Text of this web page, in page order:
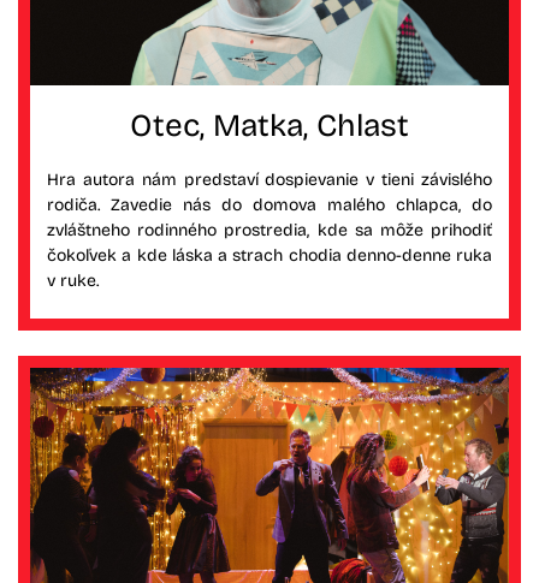
Otec, Matka, Chlast
Hra autora nám predstaví dospievanie v tieni závislého
rodiča. Zavedie nás do domova malého chlapca, do
zvláštneho rodinného prostredia, kde sa môže prihodiť
čokoľvek a kde láska a strach chodia denno-denne ruka
v ruke.